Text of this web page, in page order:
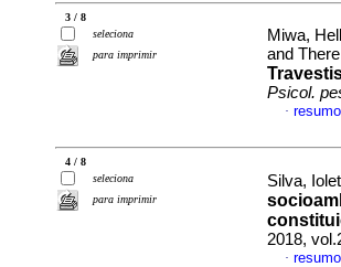
3 / 8
seleciona
para imprimir
Miwa,
and
Psicol.
·
4 / 8
seleciona
para imprimir
Silva,
2018,
·